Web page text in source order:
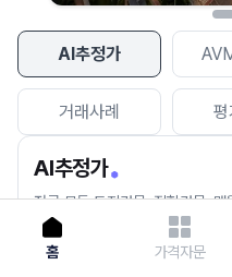
AI추정가
거래사례
AI추정가
전국 모든 토지건물, 집합건물,
세요.
홈 가격자문